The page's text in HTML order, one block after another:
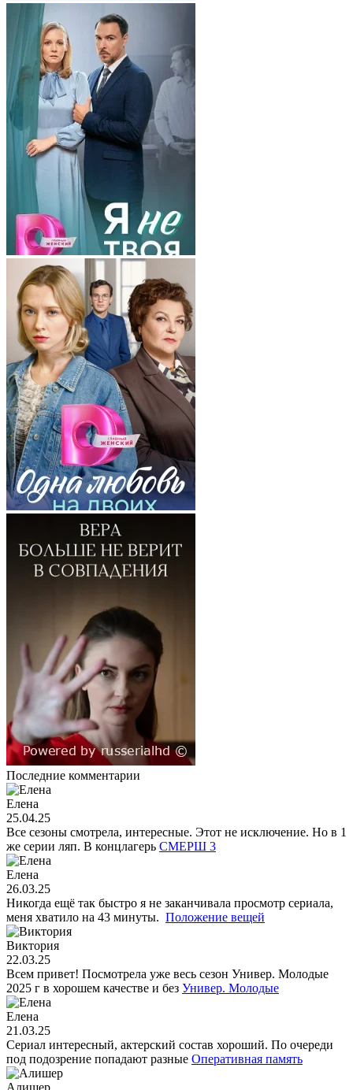
Последние комментарии
Елена
25.04.25
Все сезоны смотрела, интересные. Этот не исключение. Но в 1
же серии ляп. В концлагерь СМЕРШ 3
Елена
26.03.25
Никогда ещё так быстро я не заканчивала просмотр сериала,
меня хватило на 43 минуты. Положение вещей
Виктория
22.03.25
Всем привет! Посмотрела уже весь сезон Универ. Молодые
2025 г в хорошем качестве и без Универ. Молодые
Елена
21.03.25
Сериал интересный, актерский состав хороший. По очереди
под подозрение попадают разные Оперативная память